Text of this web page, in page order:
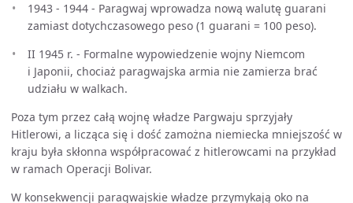
1943 - 1944 - Paragwaj wprowadza nową walutę guarani
zamiast dotychczasowego peso (1 guarani = 100 peso).
II 1945 r. - Formalne wypowiedzenie wojny Niemcom
i Japonii, chociaż paragwajska armia nie zamierza brać
udziału w walkach.
Poza tym przez całą wojnę władze Pargwaju sprzyjały
Hitlerowi, a licząca się i dość zamożna niemiecka mniejszość w
kraju była skłonna współpracować z hitlerowcami na przykład
w ramach Operacji Bolivar.
W konsekwencji paragwajskie władze przymykają oko na